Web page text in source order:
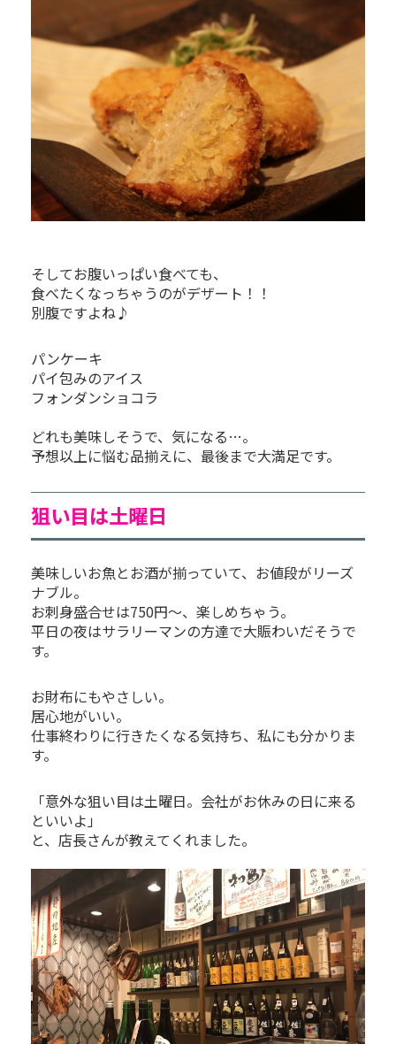
そしてお腹いっぱい食べても、
食べたくなっちゃうのがデザート！！
別腹ですよね♪
パンケーキ
パイ包みのアイス
フォンダンショコラ
どれも美味しそうで、気になる…。
予想以上に悩む品揃えに、最後まで大満足です。
狙い目は土曜日
美味しいお魚とお酒が揃っていて、お値段がリーズ
ナブル。
お刺身盛合せは750円～、楽しめちゃう。
平日の夜はサラリーマンの方達で大賑わいだそうで
す。
お財布にもやさしい。
居心地がいい。
仕事終わりに行きたくなる気持ち、私にも分かりま
す。
「意外な狙い目は土曜日。会社がお休みの日に来る
といいよ」
と、店長さんが教えてくれました。